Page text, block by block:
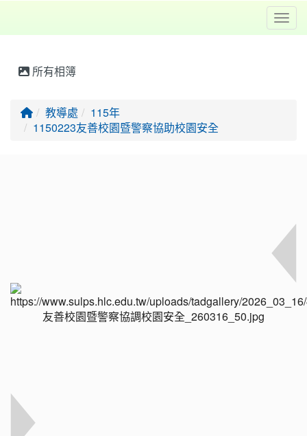
所有相簿
回首頁
教導處
115年
1150223友善校園暨警察協助校園安全